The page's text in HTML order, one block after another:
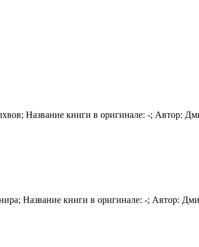
Название книги в оригинале: -; Автор:
Название книги в оригинале: -; Автор: